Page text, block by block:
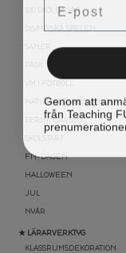
100 SKOLDAGAR
VM I FOTBOLL
NATIONALDAGEN 6 JUNI
TERMINSAVSLUT
SKOLSTART
FN-DAGEN
HALLOWEEN
JUL
NYÅR
★ LÄRARVERKTYG
KLASSRUMSDEKORATION
Genom att
från Teaching